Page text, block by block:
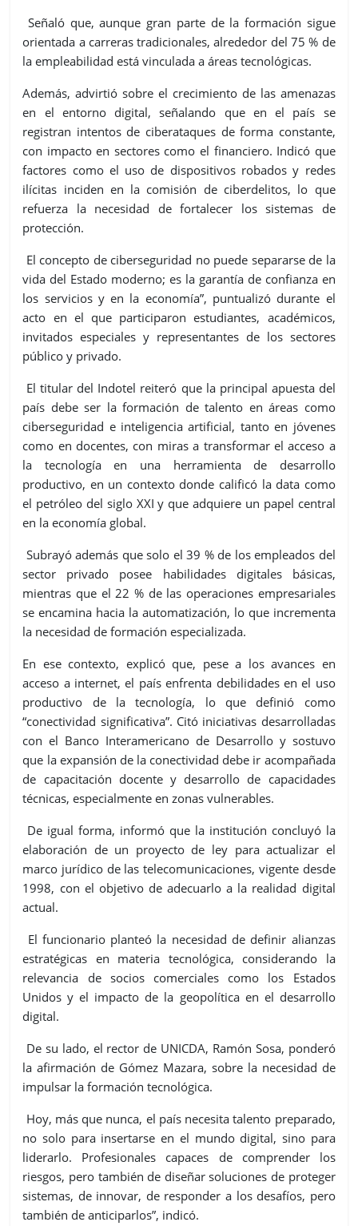
Señaló que, aunque gran parte de la formación sigue
orientada a carreras tradicionales, alrededor del 75 % de
la empleabilidad está vinculada a áreas tecnológicas.
Además, advirtió sobre el crecimiento de las amenazas
en el entorno digital, señalando que en el país se
registran intentos de ciberataques de forma constante,
con impacto en sectores como el financiero. Indicó que
factores como el uso de dispositivos robados y redes
ilícitas inciden en la comisión de ciberdelitos, lo que
refuerza la necesidad de fortalecer los sistemas de
protección.
El concepto de ciberseguridad no puede separarse de la
vida del Estado moderno; es la garantía de confianza en
los servicios y en la economía”, puntualizó durante el
acto en el que participaron estudiantes, académicos,
invitados especiales y representantes de los sectores
público y privado.
El titular del Indotel reiteró que la principal apuesta del
país debe ser la formación de talento en áreas como
ciberseguridad e inteligencia artificial, tanto en jóvenes
como en docentes, con miras a transformar el acceso a
la tecnología en una herramienta de desarrollo
productivo, en un contexto donde calificó la data como
el petróleo del siglo XXI y que adquiere un papel central
en la economía global.
Subrayó además que solo el 39 % de los empleados del
sector privado posee habilidades digitales básicas,
mientras que el 22 % de las operaciones empresariales
se encamina hacia la automatización, lo que incrementa
la necesidad de formación especializada.
En ese contexto, explicó que, pese a los avances en
acceso a internet, el país enfrenta debilidades en el uso
productivo de la tecnología, lo que definió como
“conectividad significativa”. Citó iniciativas desarrolladas
con el Banco Interamericano de Desarrollo y sostuvo
que la expansión de la conectividad debe ir acompañada
de capacitación docente y desarrollo de capacidades
técnicas, especialmente en zonas vulnerables.
De igual forma, informó que la institución concluyó la
elaboración de un proyecto de ley para actualizar el
marco jurídico de las telecomunicaciones, vigente desde
1998, con el objetivo de adecuarlo a la realidad digital
actual.
El funcionario planteó la necesidad de definir alianzas
estratégicas en materia tecnológica, considerando la
relevancia de socios comerciales como los Estados
Unidos y el impacto de la geopolítica en el desarrollo
digital.
De su lado, el rector de UNICDA, Ramón Sosa, ponderó
la afirmación de Gómez Mazara, sobre la necesidad de
impulsar la formación tecnológica.
Hoy, más que nunca, el país necesita talento preparado,
no solo para insertarse en el mundo digital, sino para
liderarlo. Profesionales capaces de comprender los
riesgos, pero también de diseñar soluciones de proteger
sistemas, de innovar, de responder a los desafíos, pero
también de anticiparlos”, indicó.